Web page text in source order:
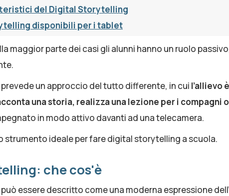
del Digital Storytelling
disponibili per i tablet
maggior parte dei casi gli alunni hanno un ruolo
un approccio del tutto differente, in cui l’allievo
una storia, realizza una lezione per i compagni
in modo attivo davanti ad una telecamera.
strumento ideale per fare digital storytelling a scuola.
che cos'è
essere descritto come una moderna espressione